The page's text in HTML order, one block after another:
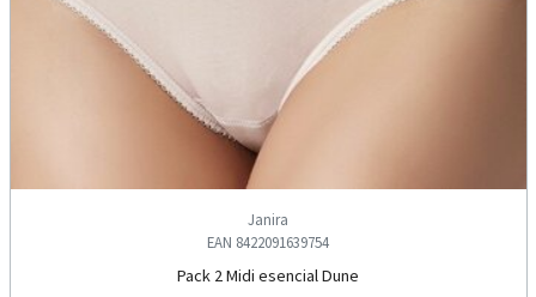
Janira
EAN 8422091639754
Pack 2 Midi esencial Dune